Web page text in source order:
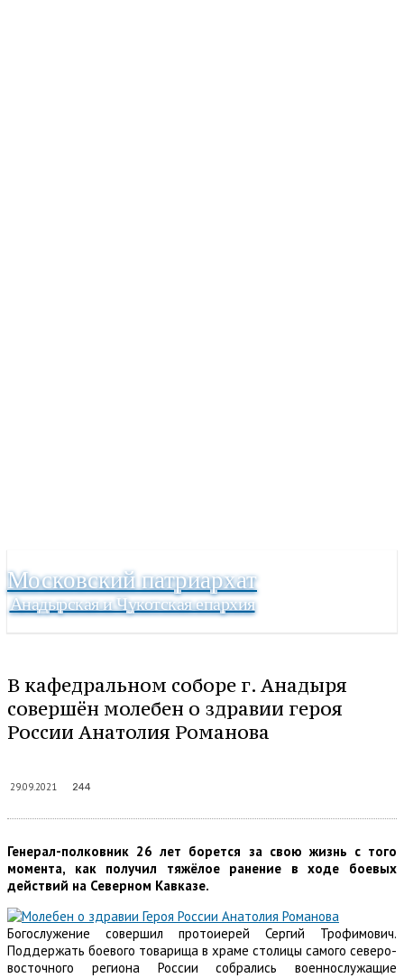
Московский патриархат
Анадырская и Чукотская епархия
В кафедральном соборе г. Анадыря
совершён молебен о здравии героя
России Анатолия Романова
29.09.2021 244
Генерал-полковник 26 лет борется за свою жизнь с того
момента, как получил тяжёлое ранение в ходе боевых
действий на Северном Кавказе.
Богослужение совершил протоиерей Сергий Трофимович.
Поддержать боевого товарища в храме столицы самого северо-
восточного региона России собрались военнослужащие